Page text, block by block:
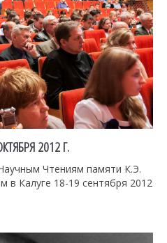
2012 Г.
Чтениям памяти К.Э.
в Калуге 18-19 сентября 2012